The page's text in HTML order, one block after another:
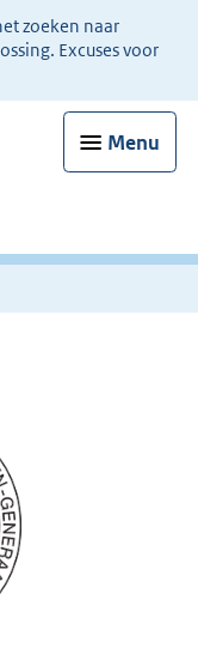
zoeken naar
Excuses voor
Menu